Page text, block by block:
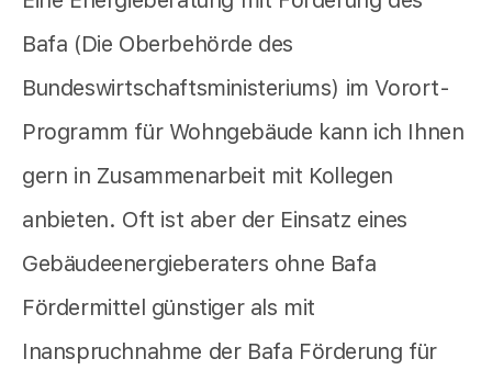
Bafa (Die Oberbehörde des
Bundeswirtschaftsministeriums) im Vorort-
Programm für Wohngebäude kann ich Ihnen
gern in Zusammenarbeit mit Kollegen
anbieten. Oft ist aber der Einsatz eines
Gebäudeenergieberaters ohne Bafa
Fördermittel günstiger als mit
Inanspruchnahme der Bafa Förderung für